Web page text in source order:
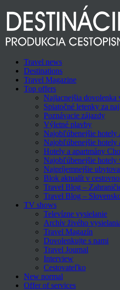
Travel news
Destinations
Travel Magazine
Top offers
Najlacnejšia dovolenka
Spiatočné letenky za
Poznávacie zájazdy
Výletné plavby
Najobľúbenejšie hotely
Najobľúbenejšie hotely
Hotely a apartmány
Najobľúbenejšie hotely
Najpríjemnejšie
Blok aktualít v
Travel Blog –
Travel Blog –
TV shows
Televízne vysielanie
Archív živého
Travel Magazín
Dovolenkujte s nami
Travel Journal
Interview
Cestovateľko
New normal
Offer of services